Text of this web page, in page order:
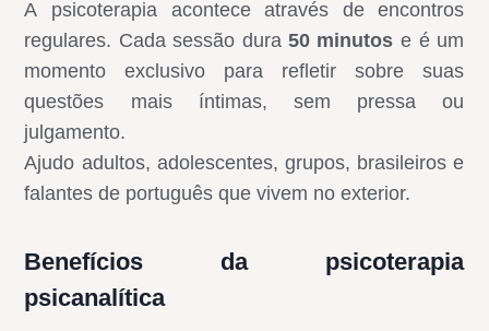
A psicoterapia acontece através de encontros
regulares. Cada sessão dura50 minutos e é um
momento exclusivo para refletir sobre suas
questões mais íntimas, sem pressa ou
julgamento.
Ajudo adultos, adolescentes, grupos, brasileiros e
falantes de português que vivem no exterior.
Benefícios da psicoterapia
psicanalítica